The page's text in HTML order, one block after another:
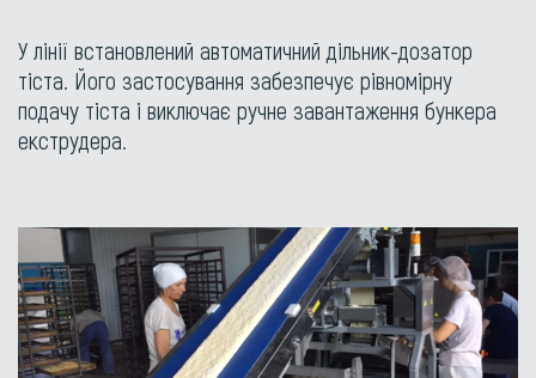
У лінії встановлений автоматичний дільник-дозатор
тіста. Його застосування забезпечує рівномірну
подачу тіста і виключає ручне завантаження бункера
екструдера.